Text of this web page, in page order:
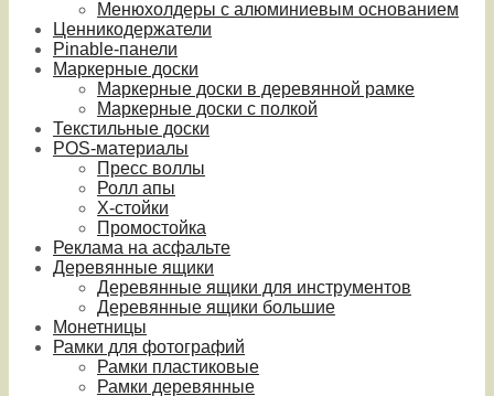
Менюхолдеры с алюминиевым основанием
Ценникодержатели
Pinable-панели
Маркерные доски
Маркерные доски в деревянной рамке
Маркерные доски с полкой
Текстильные доски
POS-материалы
Пресс воллы
Ролл апы
Х-стойки
Промостойка
Реклама на асфальте
Деревянные ящики
Деревянные ящики для инструментов
Деревянные ящики большие
Монетницы
Рамки для фотографий
Рамки пластиковые
Рамки деревянные